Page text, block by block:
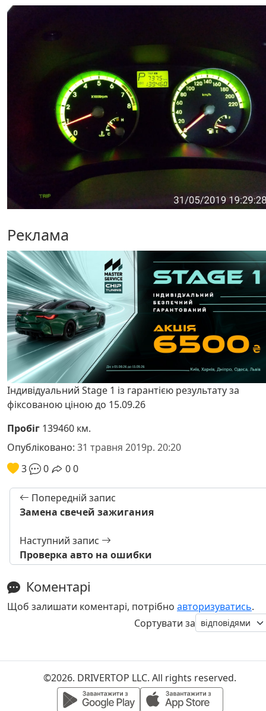
Реклама
Індивідуальний Stage 1 із гарантією результату за
фіксованою ціною до 15.09.26
Пробіг 139460 км.
Опубліковано: 31 травня 2019р. 20:20
3
0 00
Попередній запис
Замена свечей зажигания
Наступний запис
Проверка авто на ошибки
Коментарі
Щоб залишати коментарі, потрібно авторизуватись.
Сортувати за
©2026. DRIVERTOP LLC. All rights reserved.